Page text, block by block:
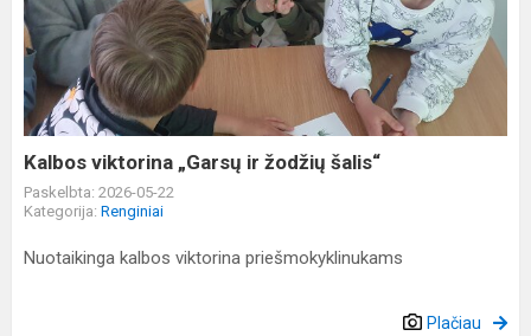
„Garsų
ir
žodžių
šalis“
Kalbos viktorina „Garsų ir žodžių šalis“
Paskelbta: 2026-05-22
Kategorija: Renginiai
Nuotaikinga kalbos viktorina priešmokyklinukams
Plačiau